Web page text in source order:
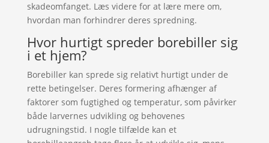
skadeomfanget. Læs videre for at lære mere om,
hvordan man forhindrer deres spredning.
Hvor hurtigt spreder borebiller sig
i et hjem?
Borebiller kan sprede sig relativt hurtigt under de
rette betingelser. Deres formering afhænger af
faktorer som fugtighed og temperatur, som påvirker
både larvernes udvikling og behovenes
udrugningstid. I nogle tilfælde kan et